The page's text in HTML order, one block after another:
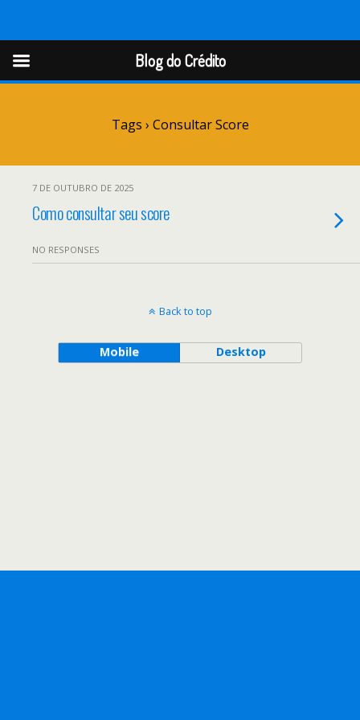
Blog do Crédito
Tags › Consultar Score
7 DE OUTUBRO DE 2025
Como consultar seu score
NO RESPONSES
Back to top
Mobile Desktop
Blog do Crédito